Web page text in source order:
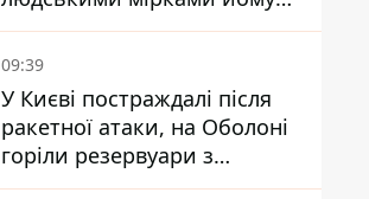
вже понад 90 років
09:39
У Києві постраждалі після
ракетної атаки, на Оболоні
горіли резервуари з
паливом